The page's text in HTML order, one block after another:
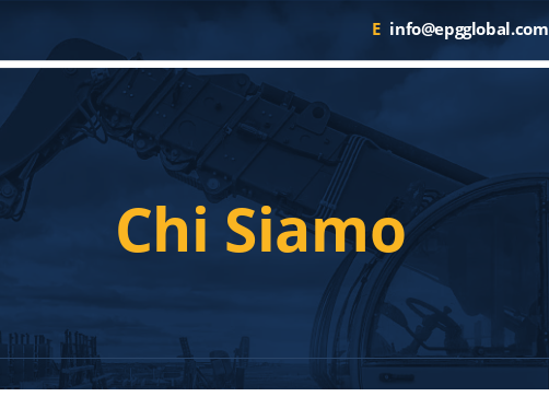
E info@epgglobal.com
Chi Siamo